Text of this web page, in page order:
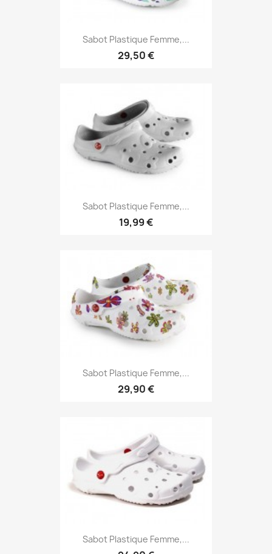
Sabot Plastique Femme,...
29,50 €
Sabot Plastique Femme,...
19,99 €
Sabot Plastique Femme,...
29,90 €
Sabot Plastique Femme,...